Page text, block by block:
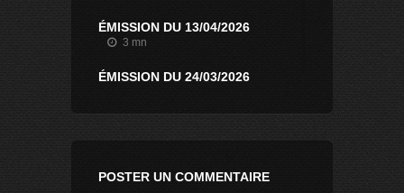
ÉMISSION DU 13/04/2026
3 mn
ÉMISSION DU 24/03/2026
POSTER UN COMMENTAIRE